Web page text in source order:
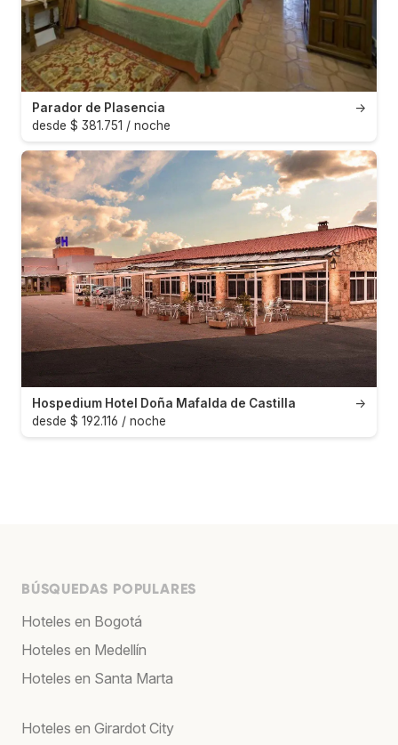
→
Parador de Plasencia
desde $ 381.751 / noche
→
Hospedium Hotel Doña Mafalda de Castilla
desde $ 192.116 / noche
BÚSQUEDAS POPULARES
Hoteles en Bogotá
Hoteles en Medellín
Hoteles en Santa Marta
Hoteles en Girardot City